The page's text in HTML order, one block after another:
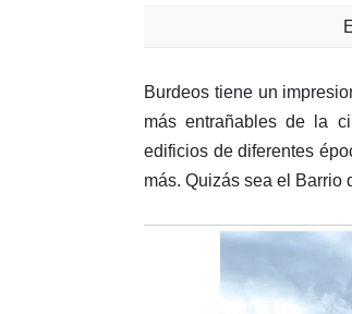
Burdeos tiene un
más entrañables de la
edificios de diferentes
más. Quizás sea el Barrio